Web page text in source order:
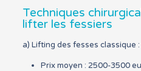
Techniques
lifter les fessiers
a) Lifting des fesses classique :
Prix moyen : 2500-3500